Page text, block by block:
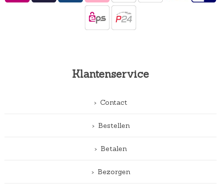
Klantenservice
Contact
Bestellen
Betalen
Bezorgen